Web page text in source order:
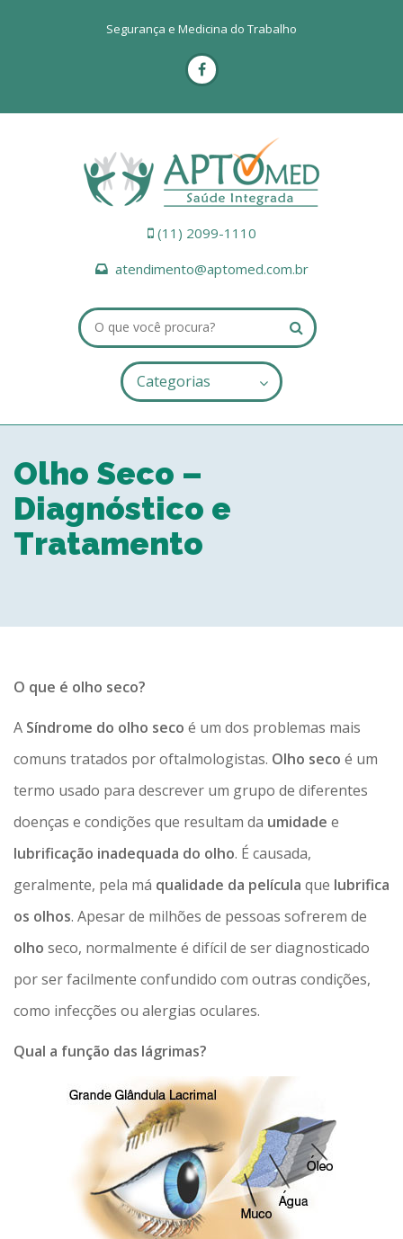
Segurança e Medicina do Trabalho
Obs.: a data e horário solicitado por você serão
submetidos a disponibilidade, após a
verificação na agenda da clínica. Você
receberá um contato para confirmação da
(11) 2099-1110
atendimento@aptomed.com.br
Categorias
Olho Seco –
Diagnóstico e
Tratamento
O que é olho seco?
A Síndrome do olho seco é um dos problemas mais
comuns tratados por oftalmologistas. Olho seco é um
termo usado para descrever um grupo de diferentes
doenças e condições que resultam da umidade e
lubrificação inadequada do olho. É causada,
geralmente, pela má qualidade da película que lubrifica
os olhos. Apesar de milhões de pessoas sofrerem de
olho seco, normalmente é difícil de ser diagnosticado
por ser facilmente confundido com outras condições,
como infecções ou alergias oculares.
Qual a função das lágrimas?